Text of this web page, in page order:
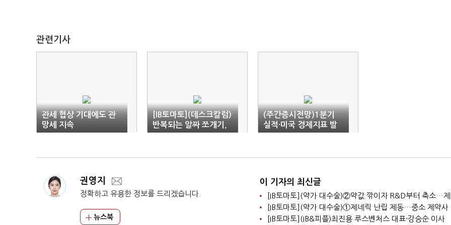
관련기사
관세 협상 기대에도 관
망세 지속
[IB토마토](데스크칼럼)
반복되는 알짜 쪼개기,
제도는 왜 눈감고 있나
(주간증시전망)1분기
실적·미국 경제지표 발
표 속 제한적 상승 전망
권영지
정확하고 유용한 정보를 드리겠습니다.
뉴스북
이 기자의 최신글
[IB토마토](IB&피플)최진용 루스벤처스 대표·강승순 이사